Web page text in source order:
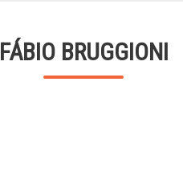
FÁBIO BRUGGIONI